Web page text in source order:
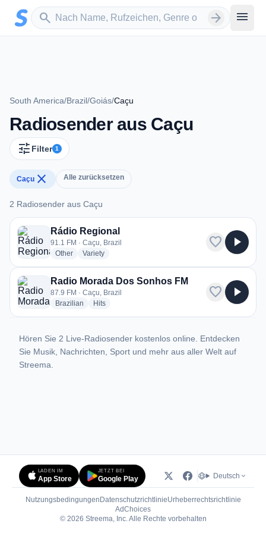
Zum Hauptinhalt springen
search
Sender suchen arrow_forward menu
South America/Brazil/Goiás/Caçu
Radiosender aus Caçu
tune Filter 1
Caçu close Alle zurücksetzen
2 Radiosender aus Caçu
2 Radiosender aus Caçu
Rádio Regional
91.1 FM · Caçu, Brazil
Otherradio stations
Varietyradio stations
favorite play_arrow
Radio Morada Dos Sonhos FM
87.9 FM · Caçu, Brazil
Brazilian radio stations
Hitsradio stations
favorite play_arrow
Hören Sie 2 Live-Radiosender kostenlos online. Entdecken
Sie Musik, Nachrichten, Sport und mehr aus aller Welt auf
Streema.
LADEN IM
App Store
JETZT BEI
Google Play Deutsch
Nutzungsbedingungen DatenschutzrichtlinieUrheberrechtsrichtlinie
AdChoices(öffnet in neuem Tab)
© 2026 Streema, Inc. Alle Rechte vorbehalten